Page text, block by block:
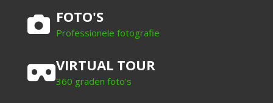
FOTO'S
Professionele fotografie
VIRTUAL TOUR
360 graden foto's